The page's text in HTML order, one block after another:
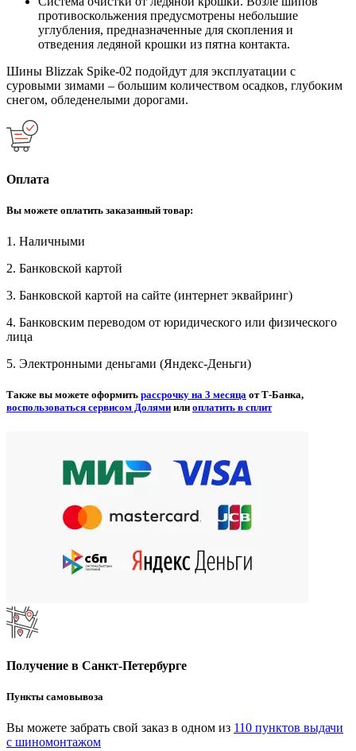
противоскольжения предусмотрены небольшие
углубления, предназначенные для скопления и
отведения ледяной крошки из пятна контакта.
Шины Blizzak Spike-02 подойдут для эксплуатации с
суровыми зимами – большим количеством осадков, глубоким
снегом, обледенелыми дорогами.
Оплата
Вы можете оплатить заказанный товар:
1. Наличными
2. Банковской картой
3. Банковской картой на сайте (интернет эквайринг)
4. Банковским переводом от юридического или физического
лица
5. Электронными деньгами (Яндекс-Деньги)
Также вы можете оформить рассрочку на 3 месяца от Т-Банка,
воспользоваться сервисом Долями или оплатить в сплит
Получение в Санкт-Петербурге
Пункты самовывоза
Вы можете забрать свой заказ в одном из 110 пунктов выдачи
с шиномонтажом